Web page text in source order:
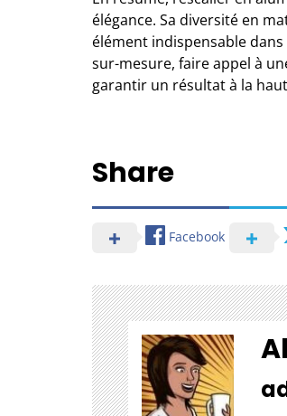
élégance. Sa diversité en
élément indispensable
sur-mesure, faire appel à
garantir un résultat à la
Share
Facebook